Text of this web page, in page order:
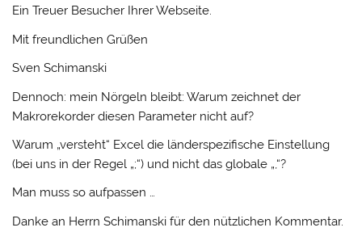
Ein Treuer Besucher Ihrer Webseite.
Mit freundlichen Grüßen
Sven Schimanski
Dennoch: mein Nörgeln bleibt: Warum zeichnet der
Makrorekorder diesen Parameter nicht auf?
Warum „versteht“ Excel die länderspezifische Einstellung
(bei uns in der Regel „;“) und nicht das globale „,“?
Man muss so aufpassen …
Danke an Herrn Schimanski für den nützlichen Kommentar.